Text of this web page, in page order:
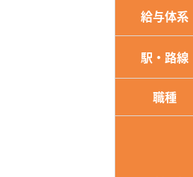
給与体系
駅・路線
職種